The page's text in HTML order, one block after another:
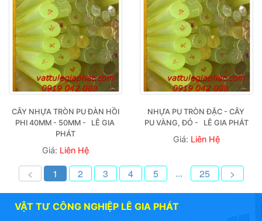
CÂY NHỰA TRÒN PU ĐÀN HỒI
PHI 40MM - 50MM -   LÊ GIA
PHÁT
Giá: Liên Hệ
NHỰA PU TRÒN ĐẶC - CÂY
PU VÀNG, ĐỎ -   LÊ GIA PHÁT
Giá: Liên Hệ
< 1 2 3 4 5 ... 25 >
VẬT TƯ CÔNG NGHIỆP LÊ GIA PHÁT